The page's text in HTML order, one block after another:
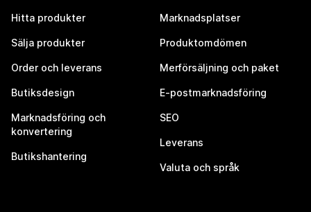
Hitta produkter
Sälja produkter
Order och leverans
Butiksdesign
Marknadsföring och
konvertering
Butikshantering
Marknadsplatser
Produktomdömen
Merförsäljning och paket
E-postmarknadsföring
SEO
Leverans
Valuta och språk